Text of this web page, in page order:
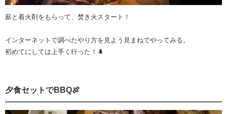
薪と着火剤をもらって、焚き火スタート！
インターネットで調べたやり方を見よう見まねでやってみる。
初めてにしては上手く行った！🌲
夕食セットでBBQ🍖